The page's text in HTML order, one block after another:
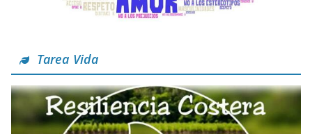
Tarea Vida